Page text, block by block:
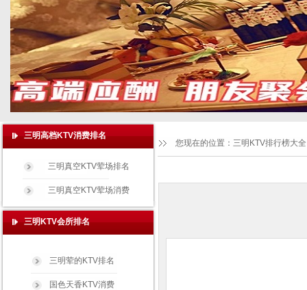
您现在的位置： 三明KTV排行榜大全
三明高档KTV消费排名
三明真空KTV荤场排名
三明真空KTV荤场消费
三明KTV会所排名
三明荤的KTV排名
国色天香KTV消费